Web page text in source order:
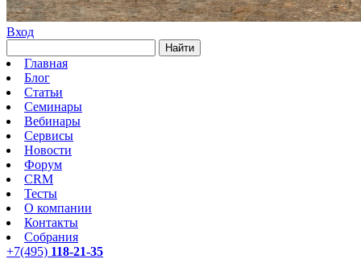
Вход
Найти
Главная
Блог
Статьи
Семинары
Вебинары
Сервисы
Новости
Форум
CRM
Тесты
О компании
Контакты
Собрания
+7(495) 118-21-35